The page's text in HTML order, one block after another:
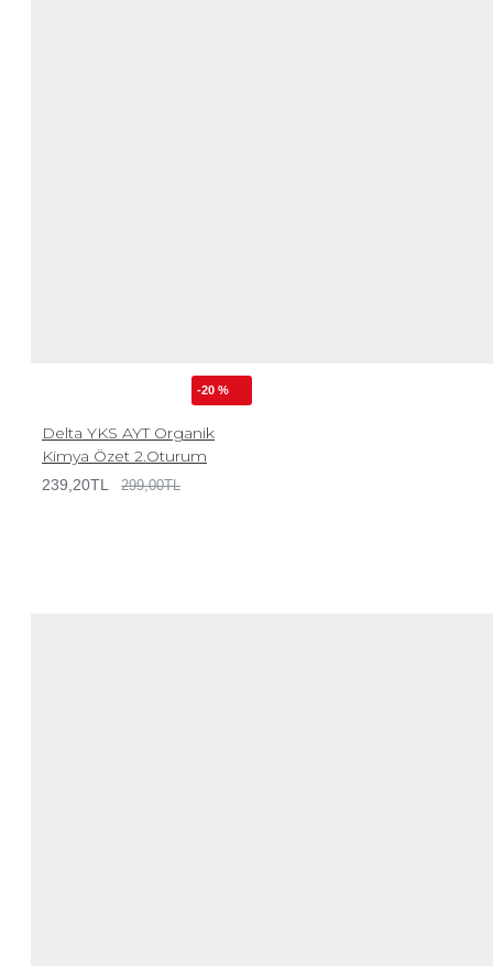
-20 %
Delta YKS AYT Organik
Kimya Özet 2.Oturum
239,20TL 299,00TL